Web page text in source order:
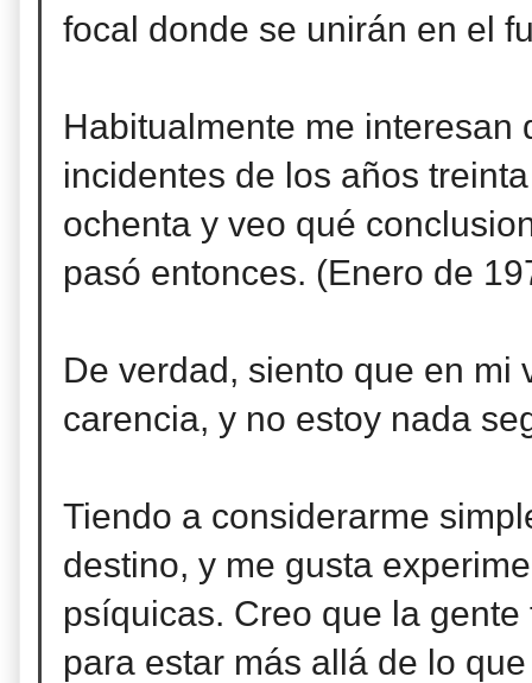
focal donde se unirán en el
Habitualmente me interesan
incidentes de los años
ochenta y veo qué
pasó entonces. (Enero de
De verdad, siento que en mi
carencia, y no estoy nada
Tiendo a considerarme
destino, y me gusta
psíquicas. Creo que la
para estar más allá de lo